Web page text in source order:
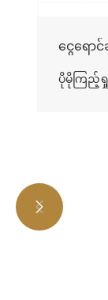

